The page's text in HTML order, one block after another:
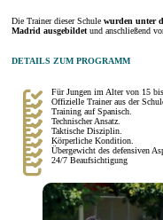
Die Trainer dieser Schule wurden unter
Madrid ausgebildet und anschließend
DETAILS ZUM PROGRAMM
Für Jungen im Alter von 15 bis
Offizielle Trainer aus der
Training auf Spanisch.
Technischer Ansatz.
Taktische Disziplin.
Körperliche Kondition.
Übergewicht des defensiven
24/7 Beaufsichtigung